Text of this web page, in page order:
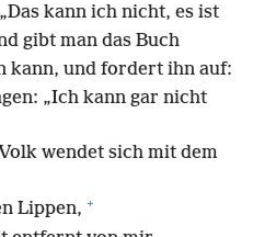
kann ich nicht, es ist
gibt man das Buch
kann, und fordert ihn auf:
„Ich kann gar nicht
wendet sich mit dem
Lippen, +